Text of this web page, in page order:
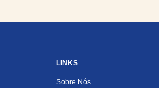
LINKS
Sobre Nós